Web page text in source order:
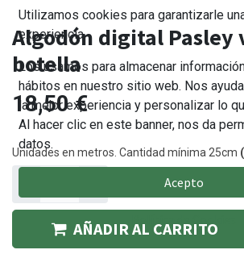
Algodón digital Pasley
botella
18,50€
Unidades en metros. Cantidad mínima 25cm
AÑADIR AL CARRITO
Utilizamos cookies para garantizarle
experiencia.
Los usamos para almacenar
hábitos en nuestro sitio web. Nos
la mejor experiencia y personalizar lo
Al hacer clic en este banner, nos da
datos.
Acepto